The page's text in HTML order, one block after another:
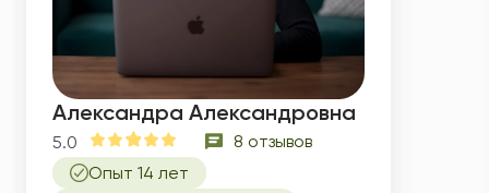
Александра Александровна
5.0
8 отзывов
Опыт 14 лет